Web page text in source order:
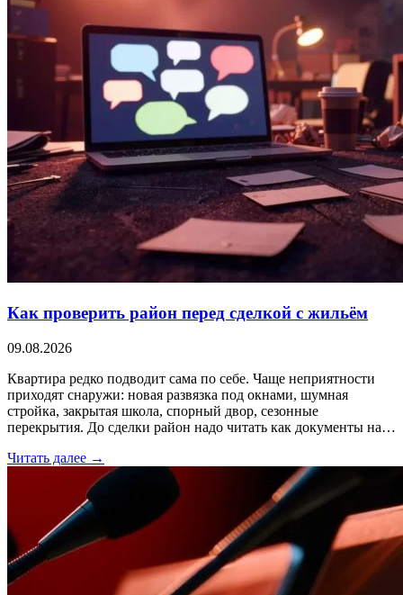
Как проверить район перед сделкой с жильём
09.08.2026
Квартира редко подводит сама по себе. Чаще неприятности
приходят снаружи: новая развязка под окнами, шумная
стройка, закрытая школа, спорный двор, сезонные
перекрытия. До сделки район надо читать как документы на…
Читать далее →